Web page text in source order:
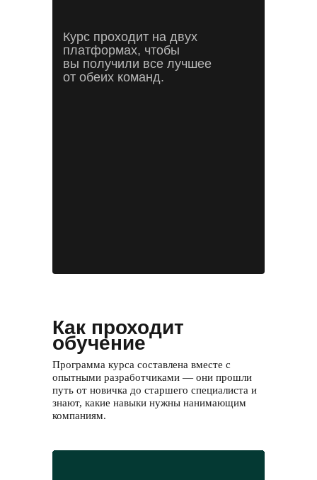
Курс проходит на двух
платформах, чтобы
вы получили все лучшее
от обеих команд.
Как проходит
обучение
Программа курса составлена вместе с
опытными разработчиками — они прошли
путь от новичка до старшего специалиста и
знают, какие навыки нужны нанимающим
компаниям.